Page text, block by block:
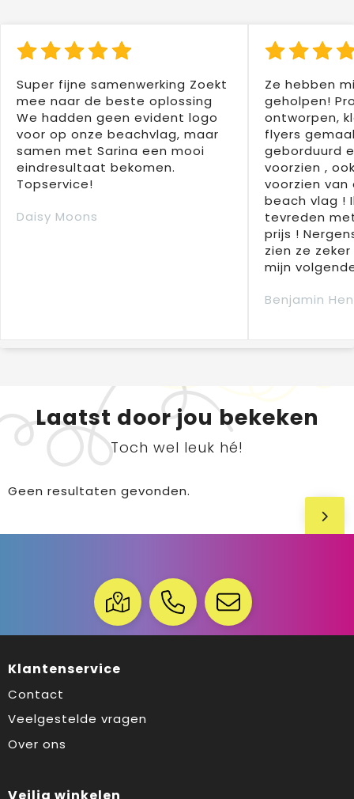
Super fijne samenwerking Zoekt
mee naar de beste oplossing
We hadden geen evident logo
voor op onze beachvlag, maar
samen met Sarina een mooi
eindresultaat bekomen.
Topservice!
Daisy Moons
Ze hebben
geholpen!
ontworpen,
flyers
geborduurd
voorzien ,
voorzien
beach vlag !
tevreden
prijs !
zien ze
mijn
Benjamin
Laatst door jou bekeken
Toch wel leuk hé!
Geen resultaten gevonden.
Klantenservice
Contact
Veelgestelde vragen
Over ons
Veilig winkelen